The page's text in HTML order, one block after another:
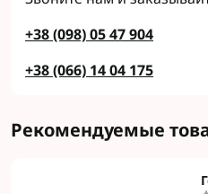
+38 (098) 05 47 904
+38 (066) 14 04 175
Рекомендуемые